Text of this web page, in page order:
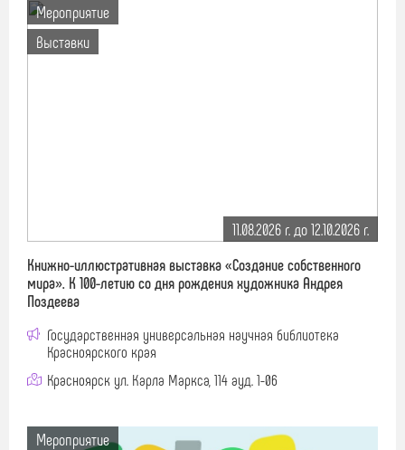
Мероприятие
Выставки
11.08.2026 г. до 12.10.2026 г.
Книжно-иллюстративная выставка «Создание собственного
мира». К 100-летию со дня рождения художника Андрея
Поздеева
Государственная универсальная научная библиотека
Красноярского края
Красноярск ул. Карла Маркса, 114 ауд. 1-06
Мероприятие